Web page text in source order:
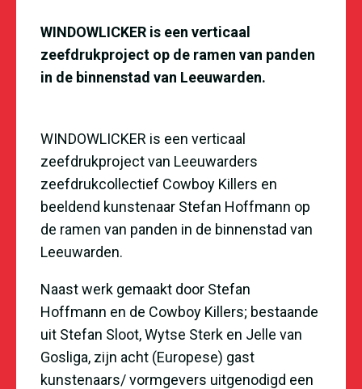
WINDOWLICKER is een verticaal
zeefdrukproject op de ramen van panden
in de binnenstad van Leeuwarden.
WINDOWLICKER is een verticaal
zeefdrukproject van Leeuwarders
zeefdrukcollectief Cowboy Killers en
beeldend kunstenaar Stefan Hoffmann op
de ramen van panden in de binnenstad van
Leeuwarden.
Naast werk gemaakt door Stefan
Hoffmann en de Cowboy Killers; bestaande
uit Stefan Sloot, Wytse Sterk en Jelle van
Gosliga, zijn acht (Europese) gast
kunstenaars/ vormgevers uitgenodigd een